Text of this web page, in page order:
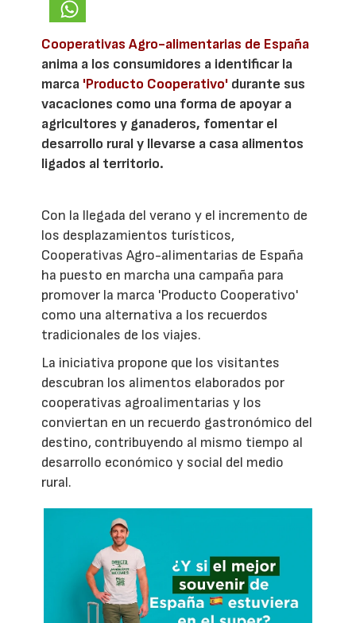
Cooperativas Agro-alimentarias de España
anima a los consumidores a identificar la
marca 'Producto Cooperativo' durante sus
vacaciones como una forma de apoyar a
agricultores y ganaderos, fomentar el
desarrollo rural y llevarse a casa alimentos
ligados al territorio.
Con la llegada del verano y el incremento de
los desplazamientos turísticos,
Cooperativas Agro-alimentarias de España
ha puesto en marcha una campaña para
promover la marca 'Producto Cooperativo'
como una alternativa a los recuerdos
tradicionales de los viajes.
La iniciativa propone que los visitantes
descubran los alimentos elaborados por
cooperativas agroalimentarias y los
conviertan en un recuerdo gastronómico del
destino, contribuyendo al mismo tiempo al
desarrollo económico y social del medio
rural.